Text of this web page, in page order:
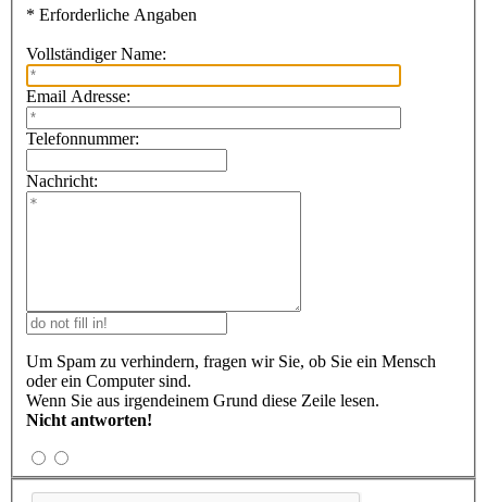
* Erforderliche Angaben
Vollständiger Name:
Email Adresse:
Telefonnummer:
Nachricht:
Um Spam zu verhindern, fragen wir Sie, ob Sie ein Mensch
oder ein Computer sind.
Wenn Sie aus irgendeinem Grund diese Zeile lesen.
Nicht antworten!